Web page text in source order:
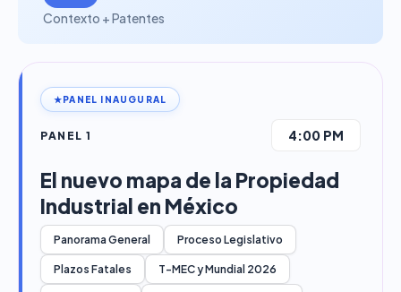
Contexto + Patentes
PANEL INAUGURAL
PANEL 1 4:00 PM
El nuevo mapa de la Propiedad
Industrial en México
Panorama General Proceso Legislativo
Plazos Fatales T-MEC y Mundial 2026